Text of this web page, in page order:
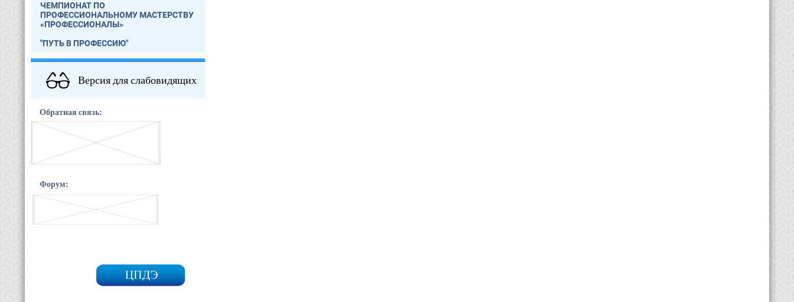
ЧЕМПИОНАТ ПО
ПРОФЕССИОНАЛЬНОМУ МАСТЕРСТВУ
«ПРОФЕССИОНАЛЫ»
"ПУТЬ В ПРОФЕССИЮ"
Версия для слабовидящих
Обратная связь:
Форум: